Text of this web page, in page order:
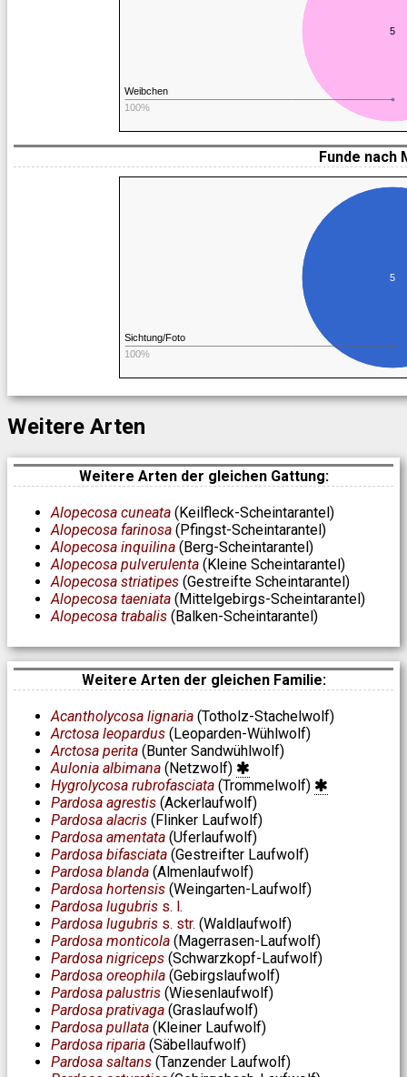
5
Weibchen
100%
Funde nach
5
Sichtung/Foto
100%
Weitere Arten
Weitere Arten der gleichen Gattung:
Alopecosa cuneata (Keilfleck-Scheintarantel)
Alopecosa farinosa (Pfingst-Scheintarantel)
Alopecosa inquilina (Berg-Scheintarantel)
Alopecosa pulverulenta (Kleine Scheintarantel)
Alopecosa striatipes (Gestreifte Scheintarantel)
Alopecosa taeniata (Mittelgebirgs-Scheintarantel)
Alopecosa trabalis (Balken-Scheintarantel)
Weitere Arten der gleichen Familie:
Acantholycosa lignaria (Totholz-Stachelwolf)
Arctosa leopardus (Leoparden-Wühlwolf)
Arctosa perita (Bunter Sandwühlwolf)
Aulonia albimana (Netzwolf)
Hygrolycosa rubrofasciata (Trommelwolf)
Pardosa agrestis (Ackerlaufwolf)
Pardosa alacris (Flinker Laufwolf)
Pardosa amentata (Uferlaufwolf)
Pardosa bifasciata (Gestreifter Laufwolf)
Pardosa blanda (Almenlaufwolf)
Pardosa hortensis (Weingarten-Laufwolf)
Pardosa lugubris s. l.
Pardosa lugubris s. str. (Waldlaufwolf)
Pardosa monticola (Magerrasen-Laufwolf)
Pardosa nigriceps (Schwarzkopf-Laufwolf)
Pardosa oreophila (Gebirgslaufwolf)
Pardosa palustris (Wiesenlaufwolf)
Pardosa prativaga (Graslaufwolf)
Pardosa pullata (Kleiner Laufwolf)
Pardosa riparia (Säbellaufwolf)
Pardosa saltans (Tanzender Laufwolf)